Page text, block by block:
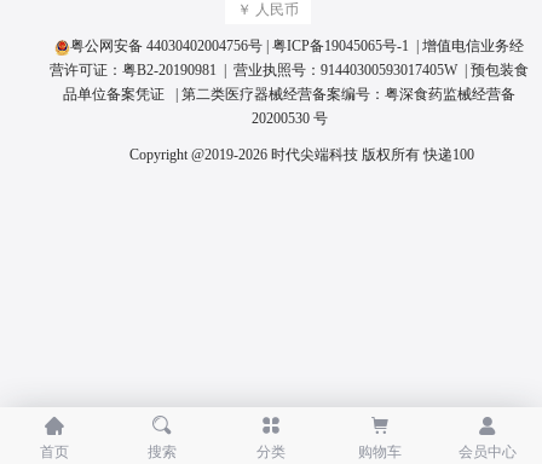
￥ 人民币
粤公网安备 44030402004756号 粤ICP备19045065号-1 | 增值电信业务经
营许可证： 粤B2-20190981 | 营业执照号： 91440300593017405W
预包装食
品单位备案凭证
| 第二类医疗器械经营备案编号： 粤深食药监械经营备
20200530 号
Copyright @2019-2026 时代尖端科技 版权所有快递100

首页

搜索

分类

购物车

会员中心